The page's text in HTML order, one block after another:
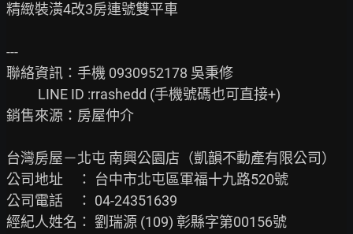
精緻裝潢4改3房連號雙平車
---
聯絡資訊：手機 0930952178 吳秉修
銷售來源：房屋仲介
台灣房屋－北屯 南興公園店（凱韻不動產有限公司）
公司地址　： 台中市北屯區軍福十九路520號
公司電話　： 04-24351639
經紀人姓名： 劉瑞源 (109) 彰縣字第00156號